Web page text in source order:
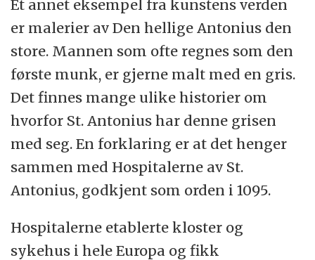
Et annet eksempel fra kunstens verden
er malerier av Den hellige Antonius den
store. Mannen som ofte regnes som den
første munk, er gjerne malt med en gris.
Det finnes mange ulike historier om
hvorfor St. Antonius har denne grisen
med seg. En forklaring er at det henger
sammen med Hospitalerne av St.
Antonius, godkjent som orden i 1095.
Hospitalerne etablerte kloster og
sykehus i hele Europa og fikk